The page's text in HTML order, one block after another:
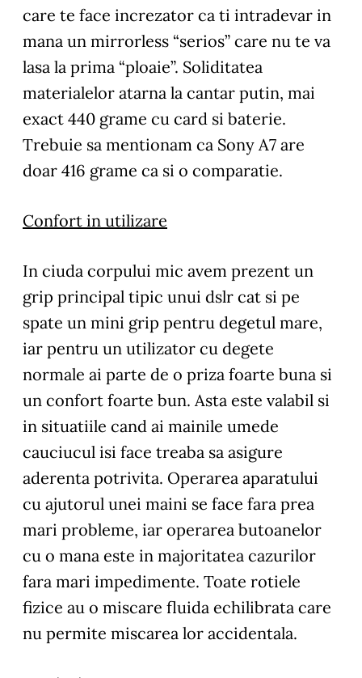
care te face increzator ca ti intradevar in
mana un mirrorless “serios” care nu te va
lasa la prima “ploaie”. Soliditatea
materialelor atarna la cantar putin, mai
exact 440 grame cu card si baterie.
Trebuie sa mentionam ca Sony A7 are
doar 416 grame ca si o comparatie.
Confort in utilizare
In ciuda corpului mic avem prezent un
grip principal tipic unui dslr cat si pe
spate un mini grip pentru degetul mare,
iar pentru un utilizator cu degete
normale ai parte de o priza foarte buna si
un confort foarte bun. Asta este valabil si
in situatiile cand ai mainile umede
cauciucul isi face treaba sa asigure
aderenta potrivita. Operarea aparatului
cu ajutorul unei maini se face fara prea
mari probleme, iar operarea butoanelor
cu o mana este in majoritatea cazurilor
fara mari impedimente. Toate rotiele
fizice au o miscare fluida echilibrata care
nu permite miscarea lor accidentala.